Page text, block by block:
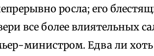
росла; его
все более влиятельных
министром. Едва ли